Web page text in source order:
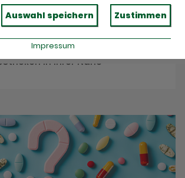
Auswahl speichern Zustimmen
Impressum
in Ihrer Nähe